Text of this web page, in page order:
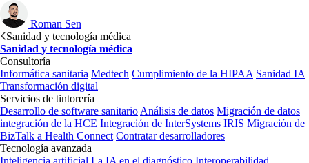
Roman Sen
Sanidad y tecnología médica
Sanidad y tecnología médica
Consultoría
Informática sanitaria Medtech Cumplimiento de la HIPAA Sanidad IA
Transformación digital
Servicios de tintorería
Desarrollo de software sanitario Análisis de datos Migración de datos
integración de la HCE Integración de InterSystems IRIS Migración de
BizTalk a Health Connect Contratar desarrolladores
Tecnología avanzada
Inteligencia artificial La IA en el diagnóstico Interoperabilidad